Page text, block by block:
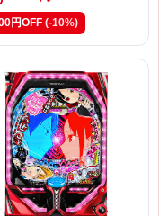
円OFF (-10%)